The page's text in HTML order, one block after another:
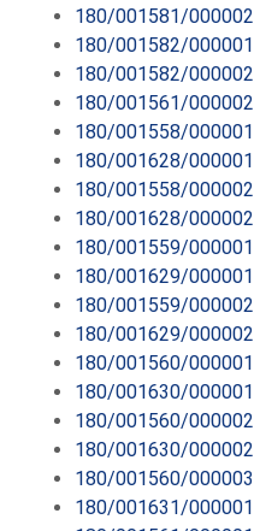
180/001581/000002
180/001582/000001
180/001582/000002
180/001561/000002
180/001558/000001
180/001628/000001
180/001558/000002
180/001628/000002
180/001559/000001
180/001629/000001
180/001559/000002
180/001629/000002
180/001560/000001
180/001630/000001
180/001560/000002
180/001630/000002
180/001560/000003
180/001631/000001